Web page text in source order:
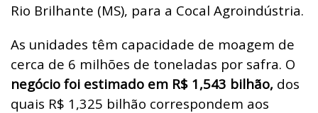
Rio Brilhante (MS), para a Cocal Agroindústria.
As unidades têm capacidade de moagem de
cerca de 6 milhões de toneladas por safra. O
negócio foi estimado em R$ 1,543 bilhão, dos
quais R$ 1,325 bilhão correspondem aos